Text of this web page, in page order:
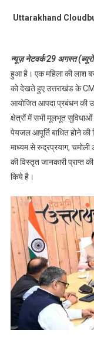
Uttarakhand
न्यूज़ नेटवर्क 29 अगस्त
हुआ है। एक महिला की लाश
को देखते हुए उत्तराखंड के
आयोजित आपदा प्रबंधन की
क्षेत्रों में सभी मूलभूत
पेयजल आपूर्ति बाधित होने
माध्यम से रुद्रप्रयाग,
की विस्तृत जानकारी प्राप्त
किये है।